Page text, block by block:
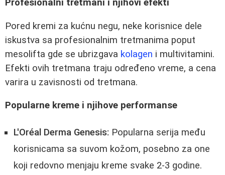
Profesionalni tretmani i njihovi efekti
Pored kremi za kućnu negu, neke korisnice dele
iskustva sa profesionalnim tretmanima poput
mesolifta gde se ubrizgava kolagen i multivitamini.
Efekti ovih tretmana traju određeno vreme, a cena
varira u zavisnosti od tretmana.
Popularne kreme i njihove performanse
L'Oréal Derma Genesis: Popularna serija među
korisnicama sa suvom kožom, posebno za one
koji redovno menjaju kreme svake 2-3 godine.